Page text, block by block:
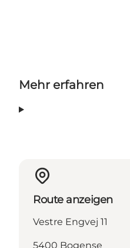
Mehr erfahren
Route anzeigen
Vestre Engvej 11
5400 Bogense